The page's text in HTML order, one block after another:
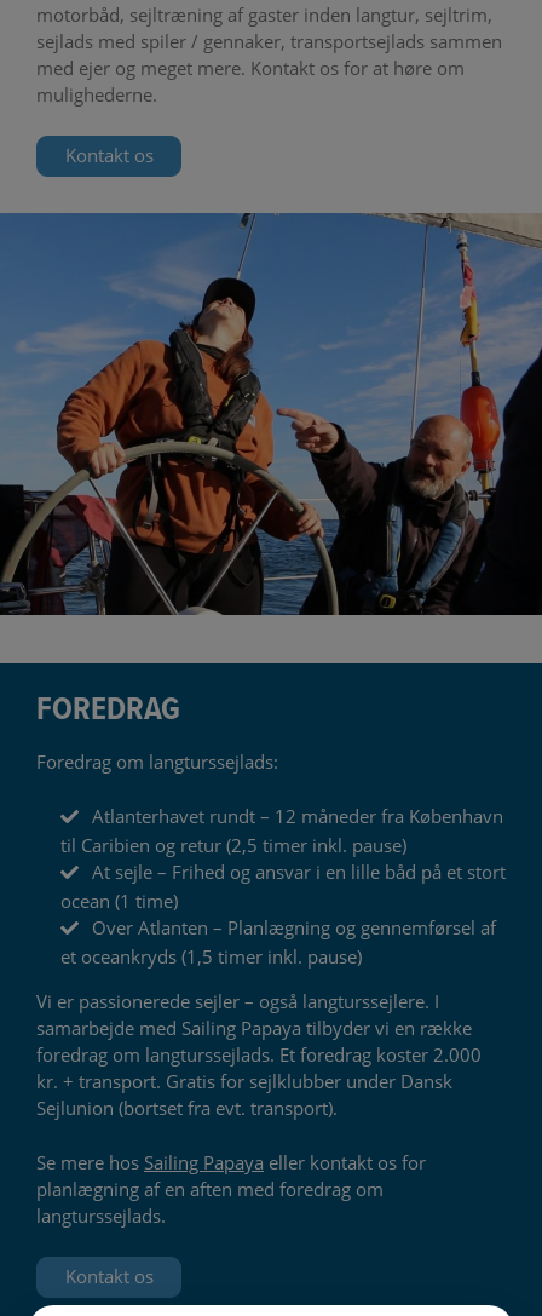
motorbåd, sejltræning af gaster inden langtur, sejltrim,
sejlads med spiler / gennaker, transportsejlads sammen
med ejer og meget mere. Kontakt os for at høre om
mulighederne.
Kontakt os
FOREDRAG
Foredrag om langturssejlads:
Atlanterhavet rundt – 12 måneder fra København
til Caribien og retur (2,5 timer inkl. pause)
At sejle – Frihed og ansvar i en lille båd på et stort
ocean (1 time)
Over Atlanten – Planlægning og gennemførsel af
et oceankryds (1,5 timer inkl. pause)
Vi er passionerede sejler – også langturssejlere. I
samarbejde med Sailing Papaya tilbyder vi en række
foredrag om langturssejlads. Et foredrag koster 2.000
kr. + transport. Gratis for sejlklubber under Dansk
Sejlunion (bortset fra evt. transport).
Se mere hos Sailing Papaya eller kontakt os for
planlægning af en aften med foredrag om
langturssejlads.
Kontakt os